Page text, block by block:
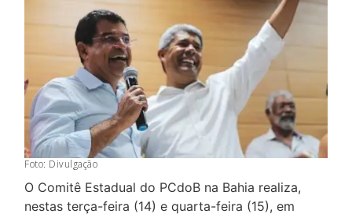
Foto: Divulgação
O Comitê Estadual do PCdoB na Bahia realiza,
nestas terça-feira (14) e quarta-feira (15), em